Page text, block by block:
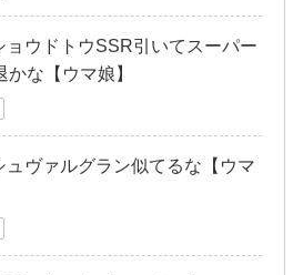
ョウドトウSSR引いてスーパー
な【ウマ娘】
ュヴァルグラン似てるな【ウマ